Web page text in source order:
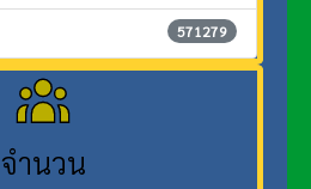
571279
จำนวน